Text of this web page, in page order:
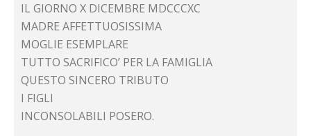
IL GIORNO X DICEMBRE MDCCCXC
MADRE AFFETTUOSISSIMA
MOGLIE ESEMPLARE
TUTTO SACRIFICO’ PER LA FAMIGLIA
QUESTO SINCERO TRIBUTO
I FIGLI
INCONSOLABILI POSERO.